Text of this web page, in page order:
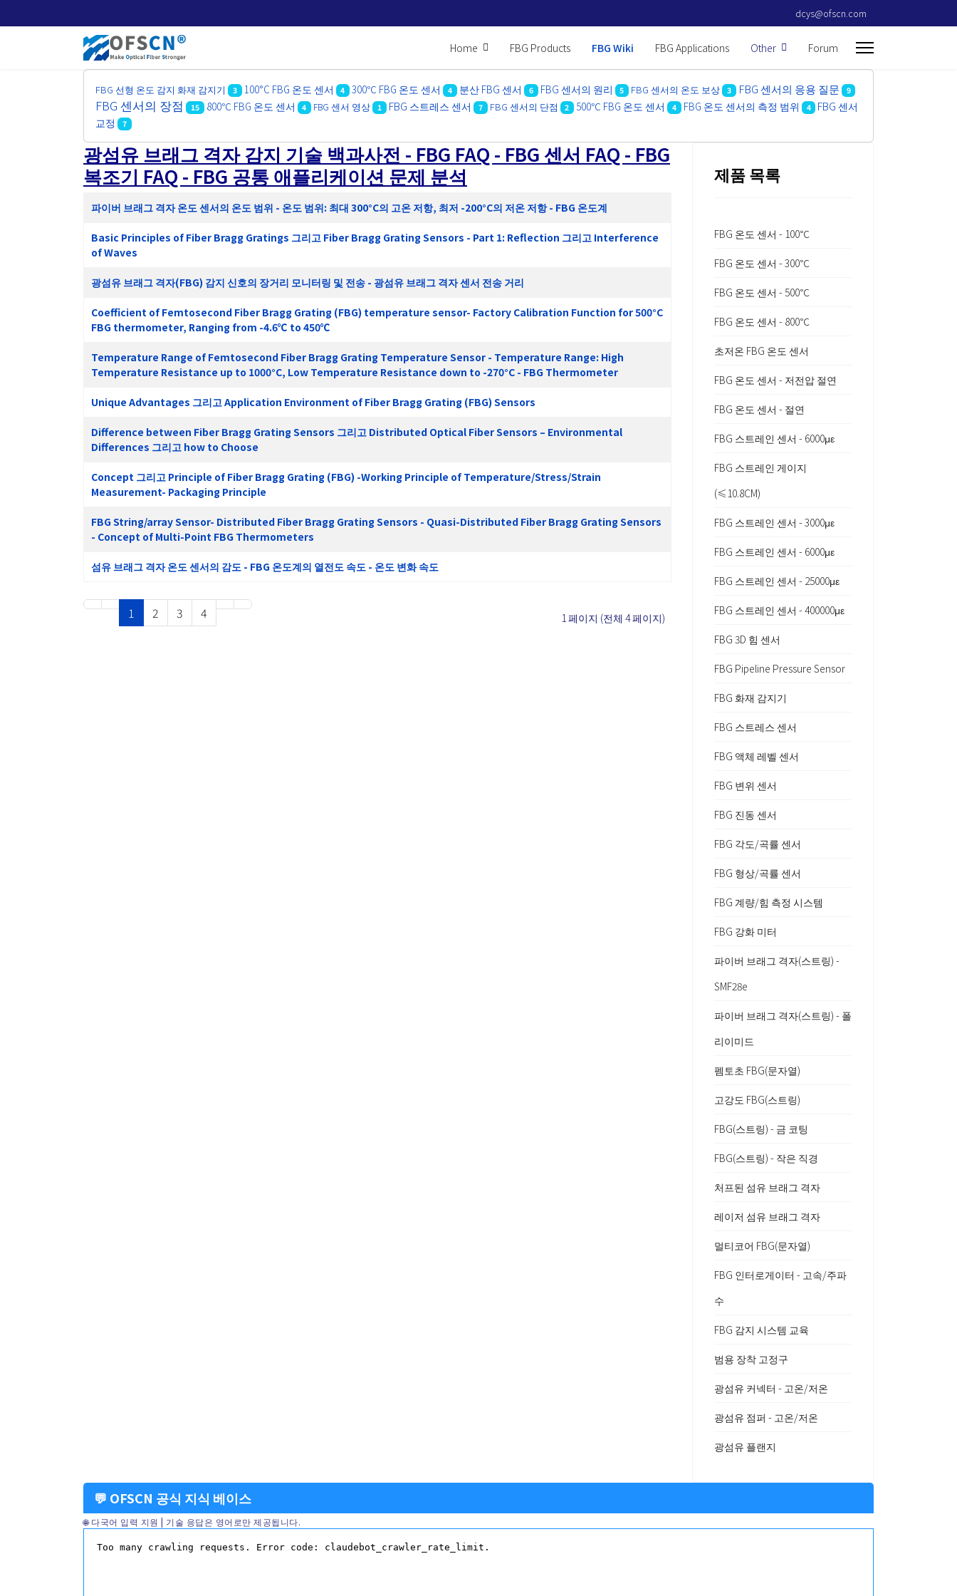
dcys@ofscn.com
Home FBG Products FBG Wiki FBG Applications Other Forum
FBG 선형 온도 감지 화재 감지기 3 100°C FBG 온도 센서 4 300℃ FBG 온도 센서 4 분산 FBG 센서 6 FBG 센서의 원리 5 FBG 센서의 온도 보상 3 FBG 센서의 응용 질문 9
FBG 센서의 장점 15 800℃ FBG 온도 센서 4 FBG 센서 영상 1 FBG 스트레스 센서 7 FBG 센서의 단점 2 500℃ FBG 온도 센서 4 FBG 온도 센서의 측정 범위 4
FBG 센서
교정
7
광섬유 브래그 격자 감지 기술 백과사전 - FBG FAQ - FBG 센서 FAQ - FBG
복조기 FAQ - FBG 공통 애플리케이션 문제 분석
제목
파이버 브래그 격자 온도 센서의 온도 범위 - 온도 범위: 최대 300°C의 고온 저항, 최저 -200°C의 저온 저항 - FBG 온도계
Basic Principles of Fiber Bragg Gratings 그리고 Fiber Bragg Grating Sensors - Part 1: Reflection 그리고 Interference
of Waves
광섬유 브래그 격자(FBG) 감지 신호의 장거리 모니터링 및 전송 - 광섬유 브래그 격자 센서 전송 거리
Coefficient of Femtosecond Fiber Bragg Grating (FBG) temperature sensor- Factory Calibration Function for 500°C
FBG thermometer, Ranging from -4.6℃ to 450℃
Temperature Range of Femtosecond Fiber Bragg Grating Temperature Sensor - Temperature Range: High
Temperature Resistance up to 1000°C, Low Temperature Resistance down to -270°C - FBG Thermometer
Unique Advantages 그리고 Application Environment of Fiber Bragg Grating (FBG) Sensors
Difference between Fiber Bragg Grating Sensors 그리고 Distributed Optical Fiber Sensors – Environmental
Differences 그리고 how to Choose
Concept 그리고 Principle of Fiber Bragg Grating (FBG) -Working Principle of Temperature/Stress/Strain
Measurement- Packaging Principle
FBG String/array Sensor- Distributed Fiber Bragg Grating Sensors - Quasi-Distributed Fiber Bragg Grating Sensors
- Concept of Multi-Point FBG Thermometers
섬유 브래그 격자 온도 센서의 감도 - FBG 온도계의 열전도 속도 - 온도 변화 속도
1 페이지 (전체 4 페이지)
1 2 3 4
제품 목록
FBG 온도 센서 - 100℃
FBG 온도 센서 - 300℃
FBG 온도 센서 - 500℃
FBG 온도 센서 - 800℃
초저온 FBG 온도 센서
FBG 온도 센서 - 저전압 절연
FBG 온도 센서 - 절연
FBG 스트레인 센서 - 6000με
FBG 스트레인 게이지
(≤10.8CM)
FBG 스트레인 센서 - 3000με
FBG 스트레인 센서 - 6000με
FBG 스트레인 센서 - 25000με
FBG 스트레인 센서 - 400000με
FBG 3D 힘 센서
FBG Pipeline Pressure Sensor
FBG 화재 감지기
FBG 스트레스 센서
FBG 액체 레벨 센서
FBG 변위 센서
FBG 진동 센서
FBG 각도/곡률 센서
FBG 형상/곡률 센서
FBG 계량/힘 측정 시스템
FBG 강화 미터
파이버 브래그 격자(스트링) -
SMF28e
파이버 브래그 격자(스트링) - 폴
리이미드
펨토초 FBG(문자열)
고강도 FBG(스트링)
FBG(스트링) - 금 코팅
FBG(스트링) - 작은 직경
처프된 섬유 브래그 격자
레이저 섬유 브래그 격자
멀티코어 FBG(문자열)
FBG 인터로게이터 - 고속/주파
수
FBG 감지 시스템 교육
범용 장착 고정구
광섬유 커넥터 - 고온/저온
광섬유 점퍼 - 고온/저온
광섬유 플랜지
💬 OFSCN 공식 지식 베이스
🌐 다국어 입력 지원 | 기술 응답은 영어로만 제공됩니다.